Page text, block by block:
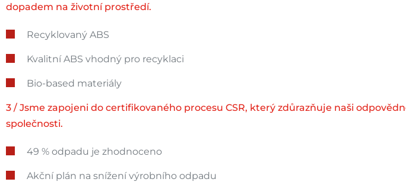
dopadem na životní prostředí.
Recyklovaný ABS
Kvalitní ABS vhodný pro recyklaci
Bio-based materiály
3 / Jsme zapojeni do certifikovaného procesu CSR, který zdůrazňuje naši
společnosti.
49 % odpadu je zhodnoceno
Akční plán na snížení výrobního odpadu